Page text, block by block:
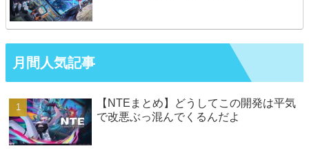
月間人気記事
【NTEまとめ】どうしてこの開発は平気
で改悪ぶっ混んでくるんだよ